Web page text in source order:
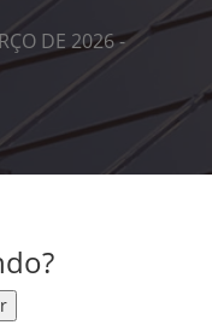
DE 2026 -